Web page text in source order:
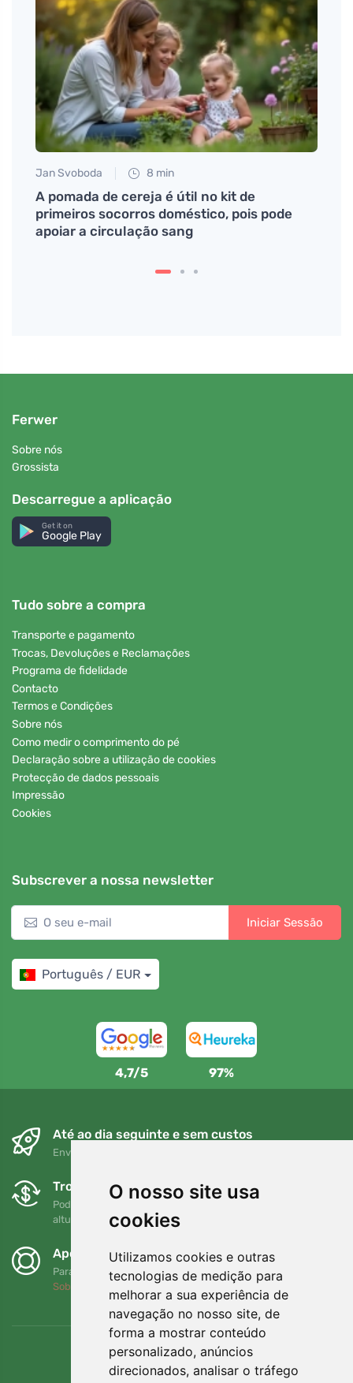
O nosso site usa
cookies
Utilizamos cookies e outras
tecnologias de medição para
melhorar a sua experiência de
navegação no nosso site, de
forma a mostrar conteúdo
personalizado, anúncios
direcionados, analisar o tráfego
Jan Svoboda 8 min
A pomada de cereja é útil no kit de
primeiros socorros doméstico, pois pode
apoiar a circulação sang
Ferwer
Sobre nós
Grossista
Descarregue a aplicação
Get it on
Google Play
Tudo sobre a compra
Transporte e pagamento
Trocas, Devoluções e Reclamações
Programa de fidelidade
Contacto
Termos e Condições
Sobre nós
Como medir o comprimento do pé
Declaração sobre a utilização de cookies
Protecção de dados pessoais
Impressão
Cookies
Subscrever a nossa newsletter
Iniciar Sessão
Português / EUR
4,7/5 97%
Até ao dia seguinte e sem custos
Envio gratuito para encomendas superiores a 80 EUR
Trocas e devoluções gratuitas
Pode devolver ou trocar a sua encomenda em qualquer
altura no prazo de 90 dias
Apoiamos a Trees.org
Para cada encomenda plantamos uma árvore! Leia mais
Sobre nós